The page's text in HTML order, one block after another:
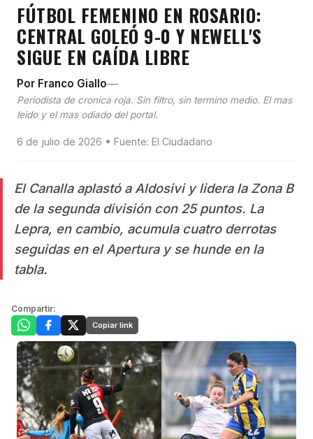
FÚTBOL FEMENINO EN ROSARIO:
CENTRAL GOLEÓ 9-0 Y NEWELL'S
SIGUE EN CAÍDA LIBRE
Por Franco Giallo—
Periodista de cronica roja. Sin filtro, sin termino medio. El mas
leido y el mas odiado del portal.
6 de julio de 2026 • Fuente: El Ciudadano
El Canalla aplastó a Aldosivi y lidera la Zona B
de la segunda división con 25 puntos. La
Lepra, en cambio, acumula cuatro derrotas
seguidas en el Apertura y se hunde en la
tabla.
Compartir:
Copiar link